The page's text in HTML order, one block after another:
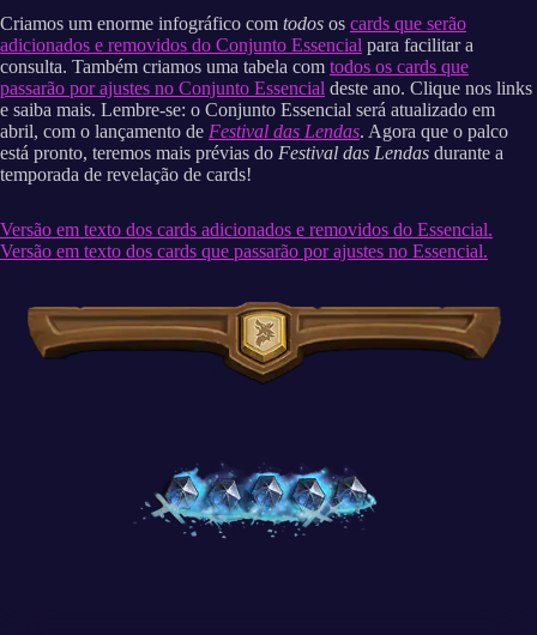
Criamos um enorme infográfico com todos os cards que serão
adicionados e removidos do Conjunto Essencial para facilitar a
consulta. Também criamos uma tabela com todos os cards que
passarão por ajustes no Conjunto Essencial deste ano. Clique nos links
e saiba mais. Lembre-se: o Conjunto Essencial será atualizado em
abril, com o lançamento de Festival das Lendas. Agora que o palco
está pronto, teremos mais prévias do Festival das Lendas durante a
temporada de revelação de cards!
Versão em texto dos cards adicionados e removidos do Essencial.
Versão em texto dos cards que passarão por ajustes no Essencial.